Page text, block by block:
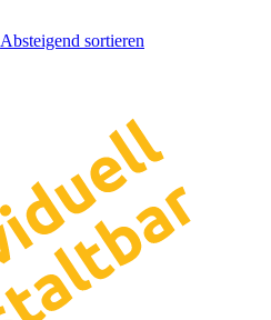
Absteigend sortieren